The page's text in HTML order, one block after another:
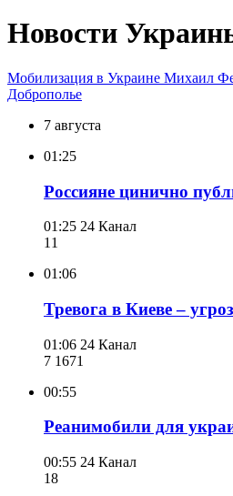
Новости
Мобилизация в Украине Михаил
Доброполье
7 августа
01:25
Россияне цинично
01:25 24 Канал
11
01:06
Тревога в Киеве –
01:06 24 Канал
7 1671
00:55
Реанимобили для
00:55 24 Канал
18